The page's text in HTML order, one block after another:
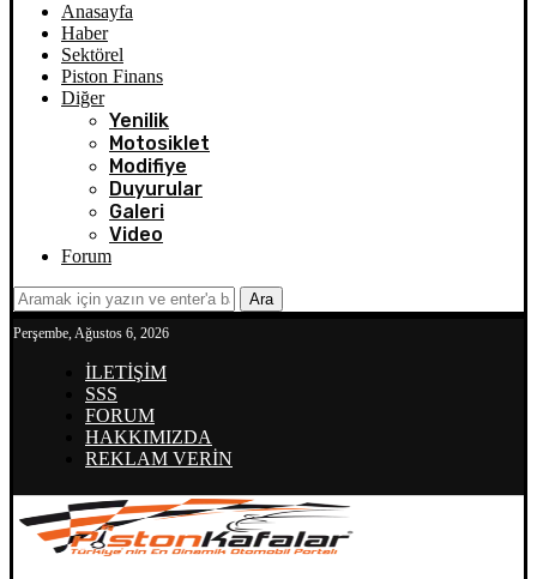
Anasayfa
Haber
Sektörel
Piston Finans
Diğer
Yenilik
Motosiklet
Modifiye
Duyurular
Galeri
Video
Forum
Ara
Perşembe, Ağustos 6, 2026
İLETİŞİM
SSS
FORUM
HAKKIMIZDA
REKLAM VERİN